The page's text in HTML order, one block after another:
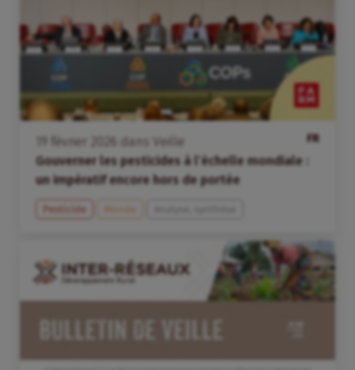
FR
février dans
Veille
Gouverner les pesticides à l’échelle mondiale :
un impératif encore hors de portée
Pesticide Monde